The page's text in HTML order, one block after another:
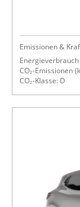
Emissionen &
CO₂-Emissionen
CO₂-Klasse: D